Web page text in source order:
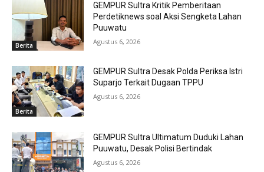
Berita
GEMPUR Sultra Kritik Pemberitaan
Perdetiknews soal Aksi Sengketa Lahan
Puuwatu
Agustus 6, 2026
Berita
GEMPUR Sultra Desak Polda Periksa Istri
Suparjo Terkait Dugaan TPPU
Agustus 6, 2026
GEMPUR Sultra Ultimatum Duduki Lahan
Puuwatu, Desak Polisi Bertindak
Agustus 6, 2026